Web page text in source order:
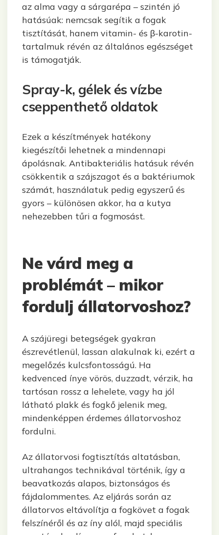
az alma vagy a sárgarépa – szintén jó
hatásúak: nemcsak segítik a fogak
tisztítását, hanem vitamin- és β-karotin-
tartalmuk révén az általános egészséget
is támogatják.
Spray-k, gélek és vízbe
cseppenthető oldatok
Ezek a készítmények hatékony
kiegészítői lehetnek a mindennapi
ápolásnak. Antibakteriális hatásuk révén
csökkentik a szájszagot és a baktériumok
számát, használatuk pedig egyszerű és
gyors – különösen akkor, ha a kutya
nehezebben tűri a fogmosást.
Ne várd meg a
problémát – mikor
fordulj állatorvoshoz?
A szájüregi betegségek gyakran
észrevétlenül, lassan alakulnak ki, ezért a
megelőzés kulcsfontosságú. Ha
kedvenced ínye vörös, duzzadt, vérzik, ha
tartósan rossz a lehelete, vagy ha jól
látható plakk és fogkő jelenik meg,
mindenképpen érdemes állatorvoshoz
fordulni.
Az állatorvosi fogtisztítás altatásban,
ultrahangos technikával történik, így a
beavatkozás alapos, biztonságos és
fájdalommentes. Az eljárás során az
állatorvos eltávolítja a fogkövet a fogak
felszínéről és az íny alól, majd speciális